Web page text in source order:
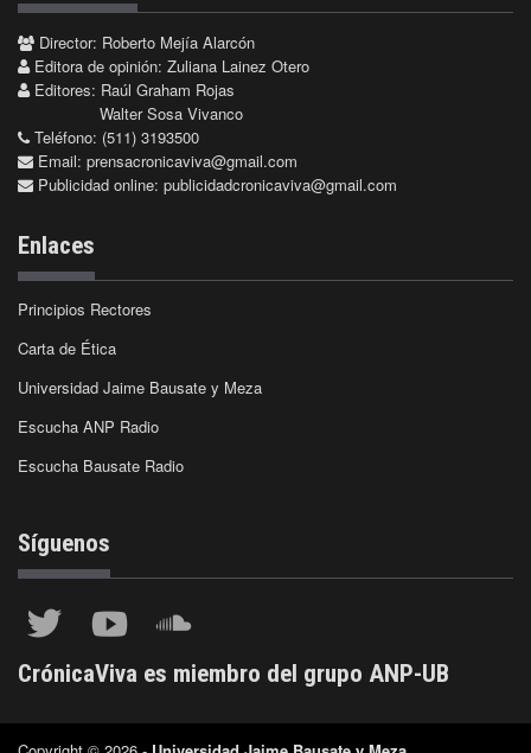
Director: Roberto Mejía Alarcón
Editora de opinión: Zuliana Lainez Otero
Editores: Raúl Graham Rojas
Walter Sosa Vivanco
Teléfono: (511) 3193500
Email: prensacronicaviva@gmail.com
Publicidad online: publicidadcronicaviva@gmail.com
Enlaces
Principios Rectores
Carta de Ética
Universidad Jaime Bausate y Meza
Escucha ANP Radio
Escucha Bausate Radio
Síguenos
CrónicaViva es miembro del grupo ANP-UB